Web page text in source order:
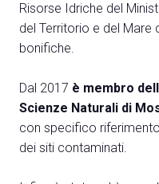
AREA RISERVATA
person
EVENTI & CORSI
event
A cura di:
Risorse Idriche del
del Territorio e del
bonifiche.
Dal 2017 è membro
Scienze Naturali di
con specifico
dei siti contaminati.